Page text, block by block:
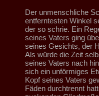
Der unmenschliche
entferntesten Winkel
der so schrie. Ein
seines Vaters ging
seines Gesichts, der
Als würde die Zeit
seines Vaters nach
sich ein unförmiges
Kopf seines Vaters
Fäden durchtrennt